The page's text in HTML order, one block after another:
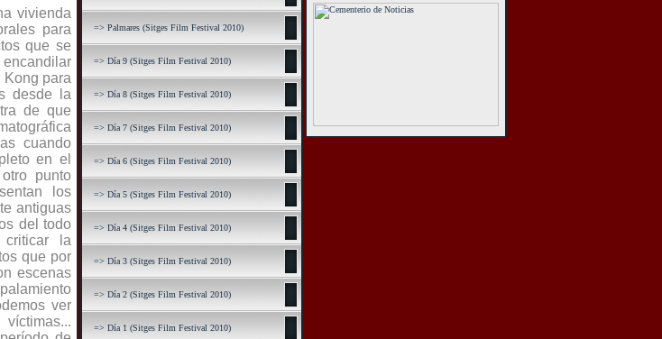
vivienda
para
que se
Kong para
desde la
de que
cuando
en el
punto
los
antiguas
del todo
la
que por
escenas
ver
=> Palmares (Sitges Film Festival 2010)
=> Día 9 (Sitges Film Festival 2010)
=> Día 8 (Sitges Film Festival 2010)
=> Día 7 (Sitges Film Festival 2010)
=> Día 6 (Sitges Film Festival 2010)
=> Día 5 (Sitges Film Festival 2010)
=> Día 4 (Sitges Film Festival 2010)
=> Día 3 (Sitges Film Festival 2010)
=> Día 2 (Sitges Film Festival 2010)
=> Día 1 (Sitges Film Festival 2010)